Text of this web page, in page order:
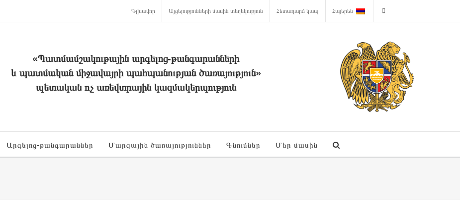
Գլխավոր Այցելությունների մասին տեղեկություն Հետադարձ կապ Հայերեն
«Պատմամշակութային արգելոց-թանգարանների
և պատմական միջավայրի պահպանության ծառայություն»
պետական ոչ առեվտրային կազմակերպություն
Արգելոց-թանգարաններ Մարզային ծառայություններ Գնումներ Մեր մասին